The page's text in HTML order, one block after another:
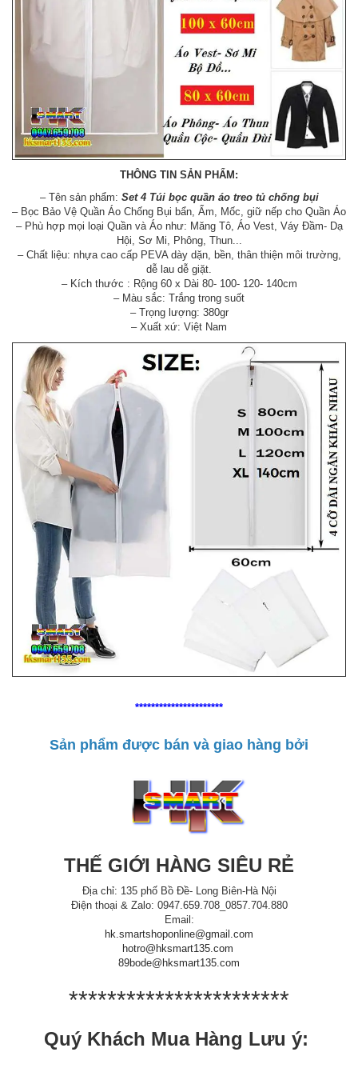
THÔNG TIN SẢN PHẨM:
– Tên sản phẩm: Set 4 Túi bọc quần áo treo tủ chống bụi
– Bọc Bảo Vệ Quần Áo Chống Bụi bẩn, Ẩm, Mốc, giữ nếp cho Quần Áo
– Phù hợp mọi loại Quần và Áo như: Măng Tô, Áo Vest, Váy Đầm- Dạ
Hội, Sơ Mi, Phông, Thun...
– Chất liệu: nhựa cao cấp PEVA dày dặn, bền, thân thiện môi trường,
dễ lau dễ giặt.
– Kích thước : Rộng 60 x Dài 80- 100- 120- 140cm
– Màu sắc: Trắng trong suốt
– Trọng lượng: 380gr
– Xuất xứ: Việt Nam
**********************
Sản phẩm được bán và giao hàng bởi
THẾ GIỚI HÀNG SIÊU RẺ
Địa chỉ: 135 phố Bồ Đề- Long Biên-Hà Nội
Điện thoại & Zalo: 0947.659.708_0857.704.880
Email:
hk.smartshoponline@gmail.com
hotro@hksmart135.com
89bode@hksmart135.com
***********************
Quý Khách Mua Hàng Lưu ý: